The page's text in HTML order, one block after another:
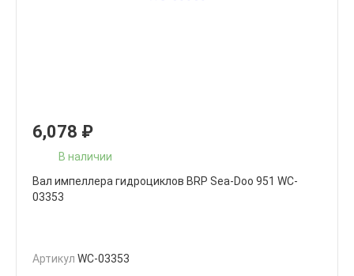
6,078 ₽
В наличии
Вал импеллера гидроциклов BRP Sea-Doo 951 WC-
03353
Артикул WC-03353